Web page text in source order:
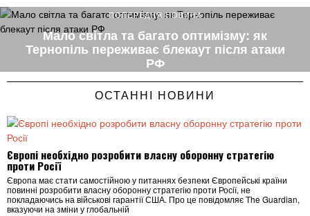
ПОПЕРЕДНЯ НОВИНА
Мало світла та багато оптимізму: як
Тернопіль переживає блекаут після атаки
РФ
ОСТАННІ НОВИНИ
Європі необхідно розробити власну оборонну стратегію
проти Росії
Європа має стати самостійною у питаннях безпеки Європейські країни
повинні розробити власну оборонну стратегію проти Росії, не
покладаючись на військові гарантії США. Про це повідомляє The Guardian,
вказуючи на зміни у глобальній